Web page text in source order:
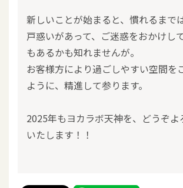
新しいことが始まると、慣れるまで
戸惑いがあって、ご迷惑をおかけし
もあるかも知れませんが。
お客様方により過ごしやすい空間を
ように、精進して参ります。
2025年もヨカラボ天神を、どうぞよ
いたします！！